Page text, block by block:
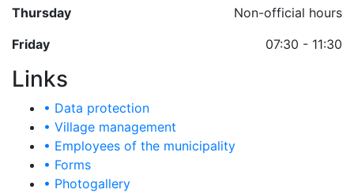
Thursday
Non-official hours
Friday
07:30 - 11:30
Links
• Data protection
• Village management
• Employees of the municipality
• Forms
• Photogallery